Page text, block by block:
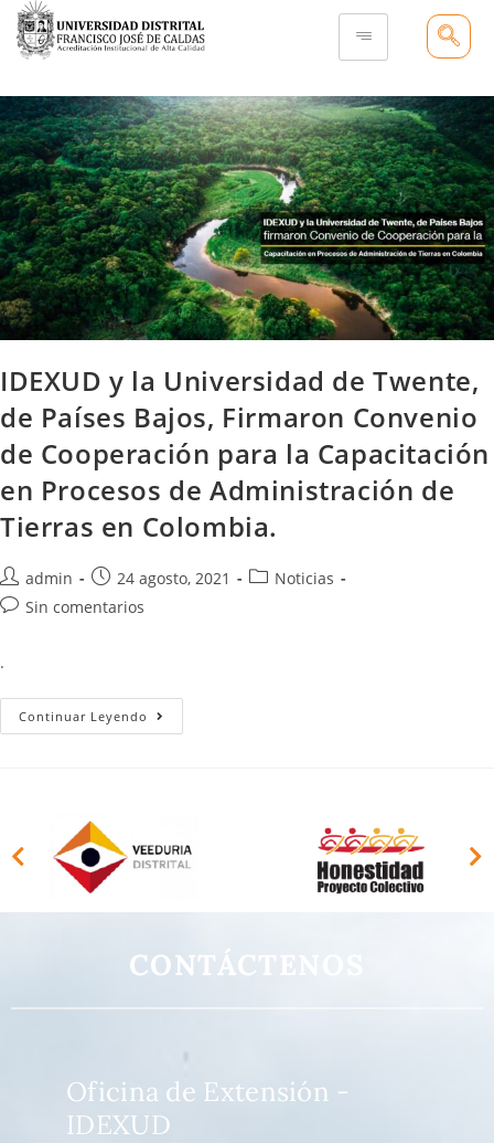
IDEXUD y la Universidad de Twente,
de Países Bajos, Firmaron Convenio
de Cooperación para la Capacitación
en Procesos de Administración de
Tierras en Colombia.
admin 24 agosto, 2021
Noticias
Sin comentarios
.
Continuar Leyendo
CONTÁCTENOS
Oficina de Extensión -
IDEXUD